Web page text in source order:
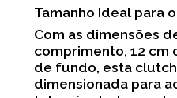
Tamanho Ideal para
Com as dimensões
comprimento, 12 cm
de fundo, esta
dimensionada para